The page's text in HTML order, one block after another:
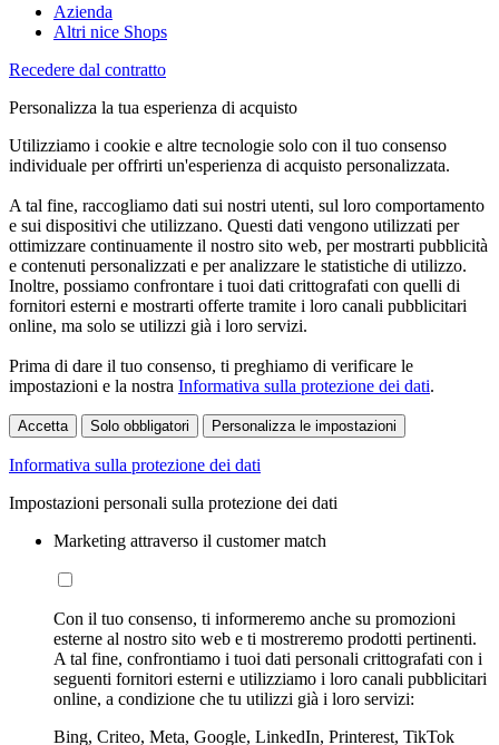
Azienda
Altri nice Shops
Recedere dal contratto
Personalizza la tua esperienza di acquisto
Utilizziamo i cookie e altre tecnologie solo con il tuo consenso
individuale per offrirti un'esperienza di acquisto personalizzata.
A tal fine, raccogliamo dati sui nostri utenti, sul loro comportamento
e sui dispositivi che utilizzano. Questi dati vengono utilizzati per
ottimizzare continuamente il nostro sito web, per mostrarti pubblicità
e contenuti personalizzati e per analizzare le statistiche di utilizzo.
Inoltre, possiamo confrontare i tuoi dati crittografati con quelli di
fornitori esterni e mostrarti offerte tramite i loro canali pubblicitari
online, ma solo se utilizzi già i loro servizi.
Prima di dare il tuo consenso, ti preghiamo di verificare le
impostazioni e la nostra Informativa sulla protezione dei dati.
Accetta Solo obbligatori Personalizza le impostazioni
Informativa sulla protezione dei dati
Impostazioni personali sulla protezione dei dati
Marketing attraverso il customer match
Con il tuo consenso, ti informeremo anche su promozioni
esterne al nostro sito web e ti mostreremo prodotti pertinenti.
A tal fine, confrontiamo i tuoi dati personali crittografati con i
seguenti fornitori esterni e utilizziamo i loro canali pubblicitari
online, a condizione che tu utilizzi già i loro servizi:
Bing, Criteo, Meta, Google, LinkedIn, Printerest, TikTok